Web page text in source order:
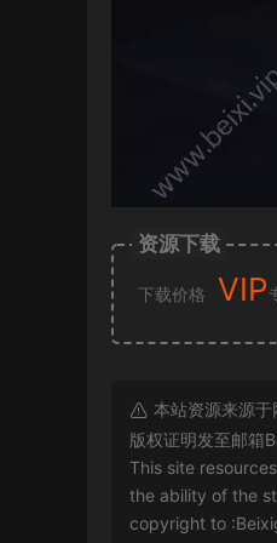
资源下载
下载价格 VIP
本站资源来源
版权证明发至邮箱
This site
the ability of the
copyright to :